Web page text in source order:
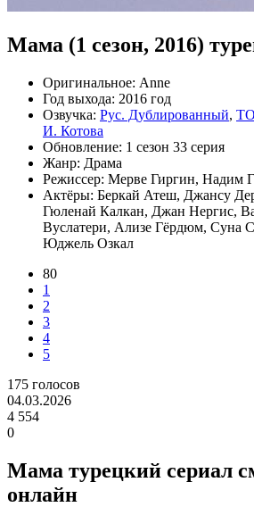
Мама (1 сезон, 2016)
Оригинальное: Anne
Год выхода: 2016 год
Озвучка: Рус. Дублированный, ТО
И. Котова
Обновление: 1 сезон 33 серия
Жанр: Драма
Режиссер: Мерве Гиргин, Надим
Актёры: Беркай Атеш, Джансу
Гюленай Калкан, Джан Нергис,
Вуслатери, Ализе Гёрдюм, Суна
Юджель Озкал
80
1
2
3
4
5
175 голосов
04.03.2026
4 554
0
Мама турецкий сериал
онлайн